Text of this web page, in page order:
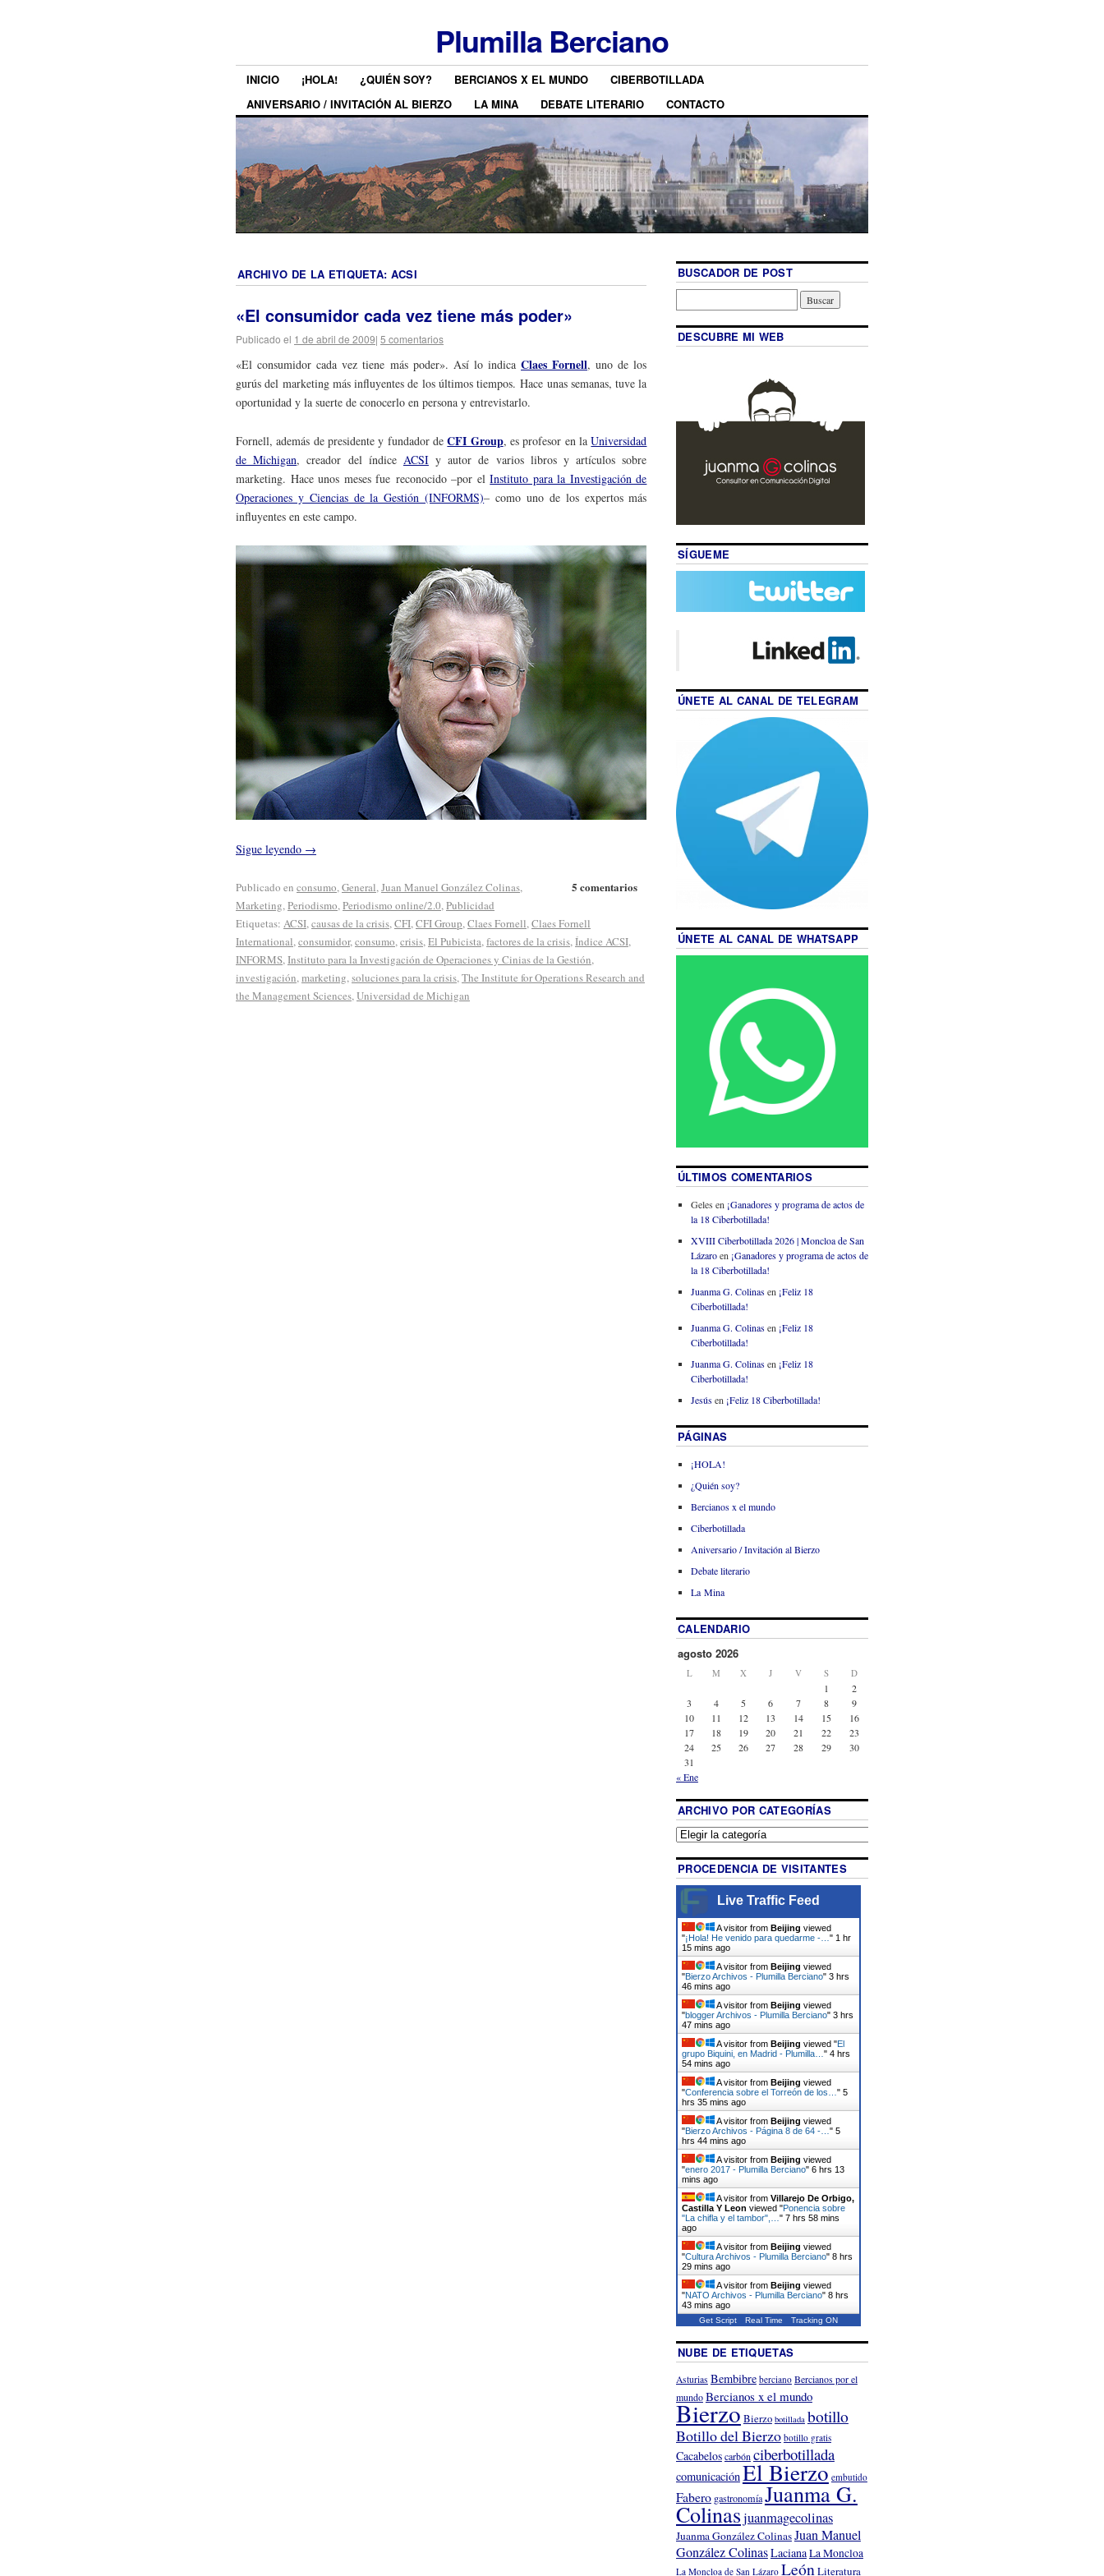
Plumilla Berciano
INICIO ¡HOLA! ¿QUIÉN SOY? BERCIANOS X EL MUNDO
CIBERBOTILLADA
ANIVERSARIO / INVITACIÓN AL BIERZO
LA MINA DEBATE LITERARIO CONTACTO
ARCHIVO DE LA ETIQUETA: ACSI
«El consumidor cada vez tiene más poder»
Publicado el 1 de abril de 2009| 5 comentarios
«El consumidor cada vez tiene más poder». Así lo indicaClaes Fornell, uno de los
gurús del marketing más influyentes de los últimos tiempos. Hace unas semanas, tuve la
oportunidad y la suerte de conocerlo en persona y entrevistarlo.
Fornell, además de presidente y fundador deCFI Group, es profesor en laUniversidad
de Michigan, creador del índice ACSIy autor de varios libros y artículos sobre
marketing. Hace unos meses fue reconocido –por elInstituto para la Investigación de
Operaciones y Ciencias de la Gestión (INFORMS)– como uno de los expertos más
influyentes en este campo.
Sigue leyendo →
5 comentarios
Publicado en consumo, General, Juan Manuel González Colinas,
Marketing, Periodismo, Periodismo online/2.0, Publicidad
Etiquetas: ACSI, causas de la crisis, CFI, CFI Group, Claes Fornell, Claes Fornell
International, consumidor, consumo, crisis, El Pubicista, factores de la crisis, Índice ACSI,
INFORMS, Instituto para la Investigación de Operaciones y Cinias de la Gestión,
investigación, marketing, soluciones para la crisis, The Institute for Operations Research and
the Management Sciences, Universidad de Michigan
BUSCADOR DE POST
DESCUBRE MI WEB
SÍGUEME
ÚNETE AL CANAL DE TELEGRAM
ÚNETE AL CANAL DE WHATSAPP
ÚLTIMOS COMENTARIOS
Geles en ¡Ganadores y programa de actos de
la 18 Ciberbotillada!
XVIII Ciberbotillada 2026 | Moncloa de San
Lázaroen ¡Ganadores y programa de actos de
la 18 Ciberbotillada!
Juanma G. Colinasen ¡Feliz 18
Ciberbotillada!
Juanma G. Colinasen ¡Feliz 18
Ciberbotillada!
Juanma G. Colinasen ¡Feliz 18
Ciberbotillada!
Jesúsen ¡Feliz 18 Ciberbotillada!
PÁGINAS
¡HOLA!
¿Quién soy?
Bercianos x el mundo
Ciberbotillada
Aniversario / Invitación al Bierzo
Debate literario
La Mina
CALENDARIO
agosto 2026
L M X J V S D
1
2
3
4 5 6 7 8
9
10
11 12 13 14 15
16
17
18 19 20 21 22
23
24
25 26 27 28 29
30
31
« Ene
ARCHIVO POR CATEGORÍAS
PROCEDENCIA DE VISITANTES
Live Traffic Feed
A visitor from Beijing viewed
"¡Hola! He venido para quedarme -… " 1 hr
15 mins ago
A visitor from Beijing viewed
"Bierzo Archivos - Plumilla Berciano" 3 hrs
46 mins ago
A visitor from Beijing viewed
"blogger Archivos - Plumilla Berciano" 3 hrs
47 mins ago
A visitor from Beijing viewed "El
grupo Biquini, en Madrid - Plumilla… " 4 hrs
54 mins ago
A visitor from Beijing viewed
"Conferencia sobre el Torreón de los… " 5
hrs 35 mins ago
A visitor from Beijing viewed
"Bierzo Archivos - Página 8 de 64 -… " 5
hrs 44 mins ago
A visitor from Beijing viewed
"enero 2017 - Plumilla Berciano" 6 hrs 13
mins ago
A visitor from Villarejo De Orbigo,
Castilla Y Leon viewed "Ponencia sobre
"La chifla y el tambor",… " 7 hrs 58 mins
ago
A visitor from Beijing viewed
"Cultura Archivos - Plumilla Berciano" 8 hrs
29 mins ago
A visitor from Beijing viewed
"NATO Archivos - Plumilla Berciano" 8 hrs
43 mins ago
Get Script Real Time Tracking ON
NUBE DE ETIQUETAS
Asturias Bembibre berciano Bercianos por el
mundoBercianos x el mundo
BierzoBierzo botillada botillo
Botillo del Bierzo botillo gratis
Cacabeloscarbón ciberbotillada
comunicaciónEl Bierzo embutido
Fabero gastronomíaJuanma G.
Colinasjuanmagecolinas
Juanma González ColinasJuan Manuel
González ColinasLacianaLa Moncloa
La Moncloa de San Lázaro LeónLiteratura